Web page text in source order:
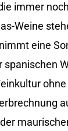
immer
Weine
eine
spanischen